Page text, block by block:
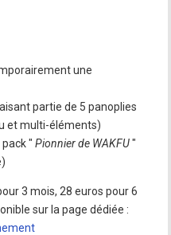
une
partie de 5 panoplies
et multi-éléments)
" Pionnier de WAKFU"
3 mois, 28 euros pour 6
sur la page dédiée :